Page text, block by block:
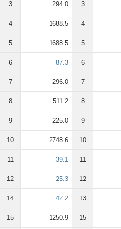
3 294.0
4 1688.5
5 1688.5
6 87.3
7 296.0
8 511.2
9 225.0
10 2748.6
11 39.1
12 25.3
14 42.2
15 1250.9
3
4
5
6
7
8
9
10
11
12
13
15